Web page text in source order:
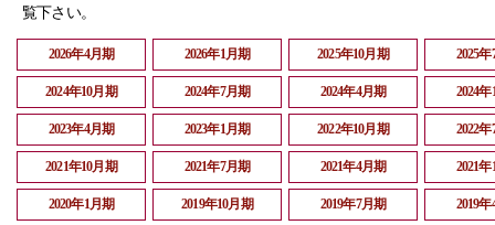
覧下さい。
2026年4月期 2026年1月期 2025年10月期 2025
2024年10月期 2024年7月期 2024年4月期 2024
2023年4月期 2023年1月期 2022年10月期 2022
2021年10月期 2021年7月期 2021年4月期 2021
2020年1月期 2019年10月期 2019年7月期 2019